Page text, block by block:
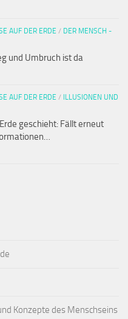
AUF DER ERDE / DER MENSCH -
und Umbruch ist da
AUF DER ERDE /
ILLUSIONEN UND
geschieht: Fällt erneut
Konzepte des Menschseins